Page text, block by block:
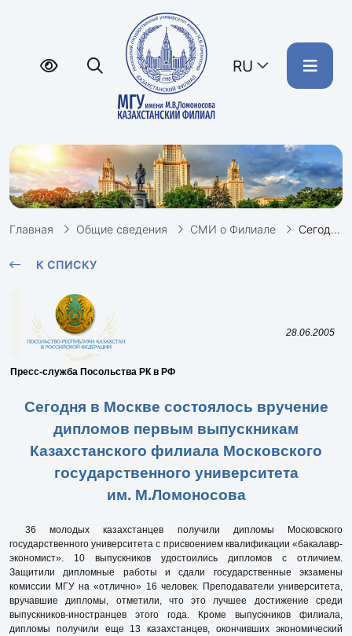
RU
Главная Общие сведения СМИ о Филиале Сегодня в Москве состоялось вручение дипломов первым выпускникам Казахстанского филиала Московского государственного университета им. М.Ломоносова
К СПИСКУ
Пресс-служба Посольства РК в РФ
28.06.2005
Сегодня в Москве состоялось вручение
дипломов первым выпускникам
Казахстанского филиала Московского
государственного университета
им. М.Ломоносова
36 молодых казахстанцев получили дипломы Московского
государственного университета с присвоением квалификации «бакалавр-
экономист». 10 выпускников удостоились дипломов с отличием.
Защитили дипломные работы и сдали государственные экзамены
комиссии МГУ на «отлично» 16 человек. Преподаватели университета,
вручавшие дипломы, отметили, что это лучшее достижение среди
выпускников-иностранцев этого года. Кроме выпускников филиала,
дипломы получили еще 13 казахстанцев, окончивших экономический